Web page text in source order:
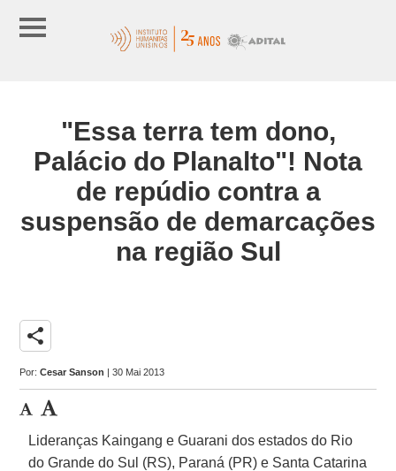
"Essa terra tem dono,
Palácio do Planalto"! Nota
de repúdio contra a
suspensão de demarcações
na região Sul
share
Por:Cesar Sanson | 30 Mai 2013
Lideranças Kaingang e Guarani dos estados do Rio
do Grande do Sul (RS), Paraná (PR) e Santa Catarina